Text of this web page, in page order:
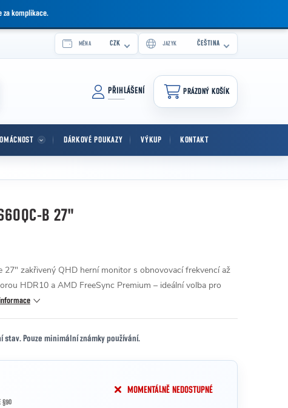
za komplikace.
MĚNA CZK JAZYK ČEŠTINA
PŘIHLÁŠENÍ
NÁKUPNÍ KOŠÍK
PRÁZDNÝ KOŠÍK
DÁRKOVÉ POUKAZY VÝKUP KONTAKT
B 27"
27" zakřivený QHD herní monitor s obnovovací frekvencí až
HDR10 a AMD FreeSync Premium – ideální volba pro
stav. Pouze minimální známky používání.
§90
MOMENTÁLNĚ NEDOSTUPNÉ